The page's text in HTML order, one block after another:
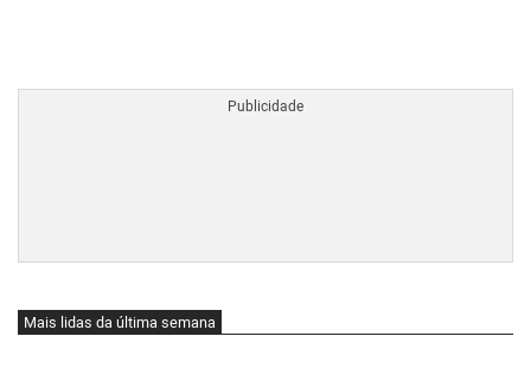
Mais lidas da última semana